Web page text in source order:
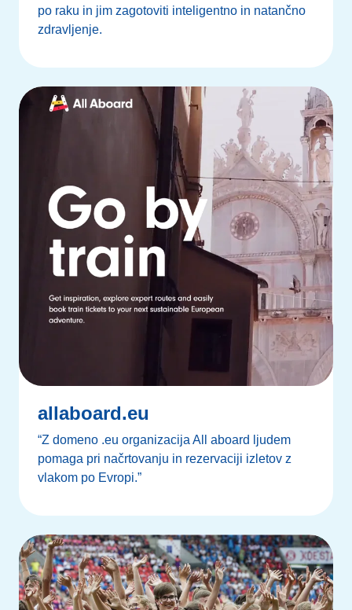
po raku in jim zagotoviti inteligentno in natančno
zdravljenje.
allaboard.eu
“Z domeno .eu organizacija All aboard ljudem
pomaga pri načrtovanju in rezervaciji izletov z
vlakom po Evropi.”